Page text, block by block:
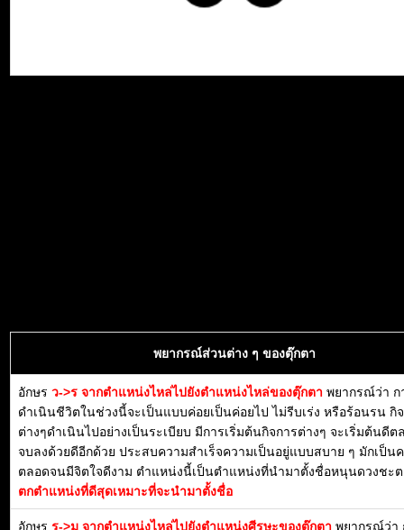
พยากรณ์ส่วนต่าง ๆ ของตุ๊กตา
อักษร ว->ร จากตำแหน่งไหล่ไปยังตำแหน่งไหล่ของตุ๊กตา พยากรณ์ว่า ก
ดำเนินชีวิตในช่วงนี้จะเป็นแบบค่อยเป็นค่อยไป ไม่รีบเร่ง หรือร้อนรน กิ
ต่างๆดำเนินไปอย่างเป็นระเบียบ มีการเริ่มต้นกิจการต่างๆ จะเริ่มต้นดีต
จบลงด้วยดีอีกด้วย ประสบความสำเร็จความเป็นอยู่แบบสบาย ๆ มักเป็น
ตลอดจนมีจิตใจดีงาม ตำแหน่งนี้เป็นตำแหน่งที่นำมาตั้งชื่อหนุนดวงชะ
ตกตำแหน่งที่ดีสุดเหมาะที่จะนำมาตั้งชื่อ
อักษร ร->ม จากตำแหน่งไหล่ไปยังตำแหน่งศีรษะของตุ๊กตา พยากรณ์ว่า